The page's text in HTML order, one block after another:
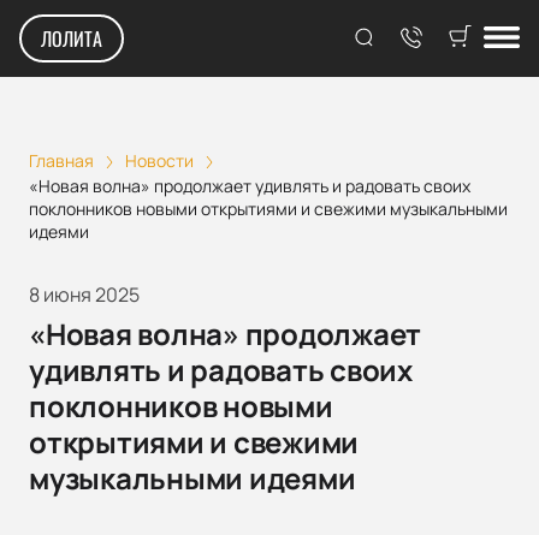
ЛОЛИТА
Главная
Новости
«Новая волна» продолжает удивлять и радовать своих
поклонников новыми открытиями и свежими музыкальными
идеями
8 июня 2025
«Новая волна» продолжает
удивлять и радовать своих
поклонников новыми
открытиями и свежими
музыкальными идеями